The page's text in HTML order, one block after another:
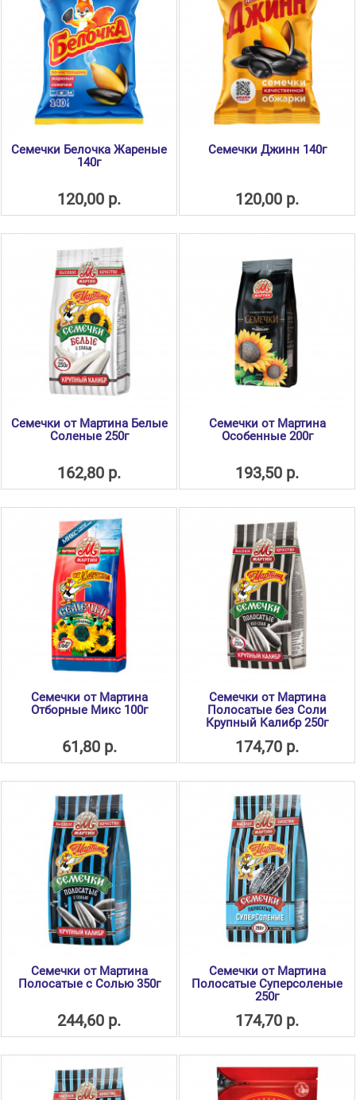
Семечки Белочка Жареные
140г
120,00 р.
Семечки Джинн 140г
120,00 р.
Семечки от Мартина Белые
Соленые 250г
162,80 р.
Семечки от Мартина
Особенные 200г
193,50 р.
Семечки от Мартина
Отборные Микс 100г
61,80 р.
Семечки от Мартина
Полосатые без Соли
Крупный Калибр 250г
174,70 р.
Семечки от Мартина
Полосатые с Солью 350г
244,60 р.
Семечки от Мартина
Полосатые Суперсоленые
250г
174,70 р.